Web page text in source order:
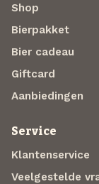
Shop
Bierpakket
Bier cadeau
Giftcard
Aanbiedingen
Service
Klantenservice
Veelgestelde